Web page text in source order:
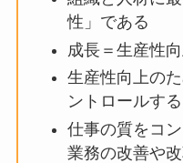
性」である
成長＝生産性
生産性向上の
ントロールす
仕事の質をコ
業務の改善や